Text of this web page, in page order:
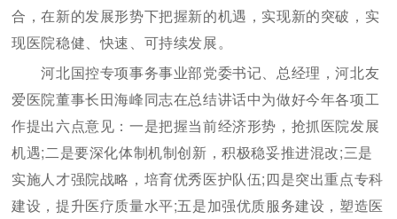
合，在新的发展形势下把握新的机遇，实现新的突破，实
现医院稳健、快速、可持续发展。
河北国控专项事务事业部党委书记、总经理，河北友
爱医院董事长田海峰同志在总结讲话中为做好今年各项工
作提出六点意见：一是把握当前经济形势，抢抓医院发展
机遇;二是要深化体制机制创新，积极稳妥推进混改;三是
实施人才强院战略，培育优秀医护队伍;四是突出重点专科
建设，提升医疗质量水平;五是加强优质服务建设，塑造医